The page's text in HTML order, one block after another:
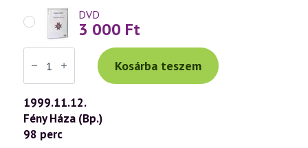
DVD
3 000 Ft
Váradi
Tibor
előadás
(118)
—
Ezoterikus
kereszténység
2.
rész
Kosárba teszem
1999.11.12.
Fény Háza (Bp.)
98 perc